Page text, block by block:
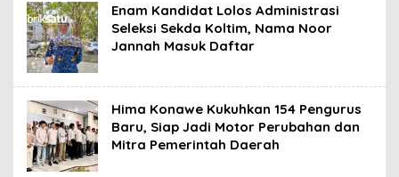
Enam Kandidat Lolos Administrasi
Seleksi Sekda Koltim, Nama Noor
Jannah Masuk Daftar
Hima Konawe Kukuhkan 154 Pengurus
Baru, Siap Jadi Motor Perubahan dan
Mitra Pemerintah Daerah